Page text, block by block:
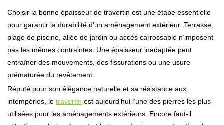
Choisir la bonne épaisseur de travertin est une étape essentielle
pour garantir la durabilité d’un aménagement extérieur. Terrasse,
plage de piscine, allée de jardin ou accès carrossable n’imposent
pas les mêmes contraintes. Une épaisseur inadaptée peut
entraîner des mouvements, des fissurations ou une usure
prématurée du revêtement.
Réputé pour son élégance naturelle et sa résistance aux
intempéries, le travertin est aujourd’hui l’une des pierres les plus
utilisées pour les aménagements extérieurs. Encore faut-il